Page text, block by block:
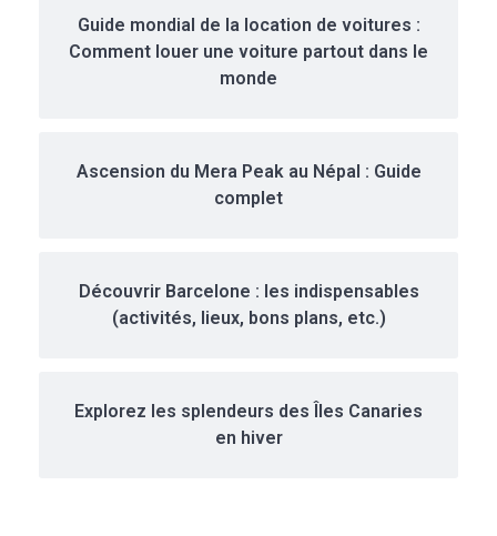
Guide mondial de la location de voitures :
Comment louer une voiture partout dans le
monde
Ascension du Mera Peak au Népal : Guide
complet
Découvrir Barcelone : les indispensables
(activités, lieux, bons plans, etc.)
Explorez les splendeurs des Îles Canaries
en hiver